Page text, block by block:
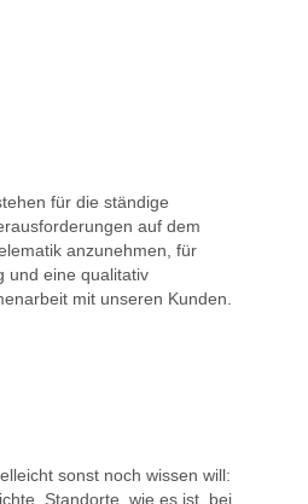
für die ständige
auf dem
anzunehmen, für
und eine qualitativ
mit unseren Kunden.
sonst noch wissen will:
Standorte, wie es ist, bei